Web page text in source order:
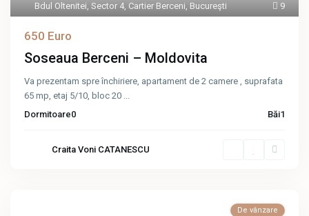
9
Bdul Oltenitei,Sector 4, Cartier Berceni, Bucureşti
650 Euro
Soseaua Berceni – Moldovita
Va prezentam spre închiriere, apartament de 2 camere , suprafata
65 mp, etaj 5/10, bloc 20 ...
Dormitoare0 Băi1
Craita Voni CATANESCU
De vânzare